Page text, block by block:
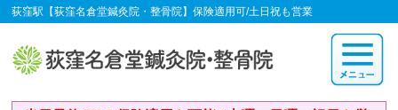
荻窪駅【荻窪名倉堂鍼灸院・整骨院】保険適用可/土日祝も営業